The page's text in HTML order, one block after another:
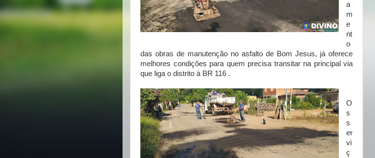
a
m
e
nt
o
das obras de manutenção no asfalto de Bom Jesus, já oferece
melhores condições para quem precisa transitar na principal via
que liga o distrito à BR 116 .
O
s
s
er
vi
ç